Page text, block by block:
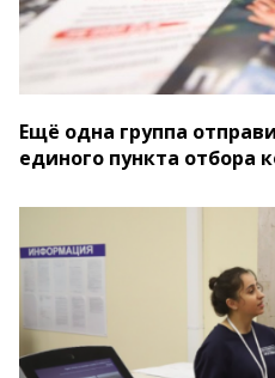
Ещё одна группа
единого пункта отбора